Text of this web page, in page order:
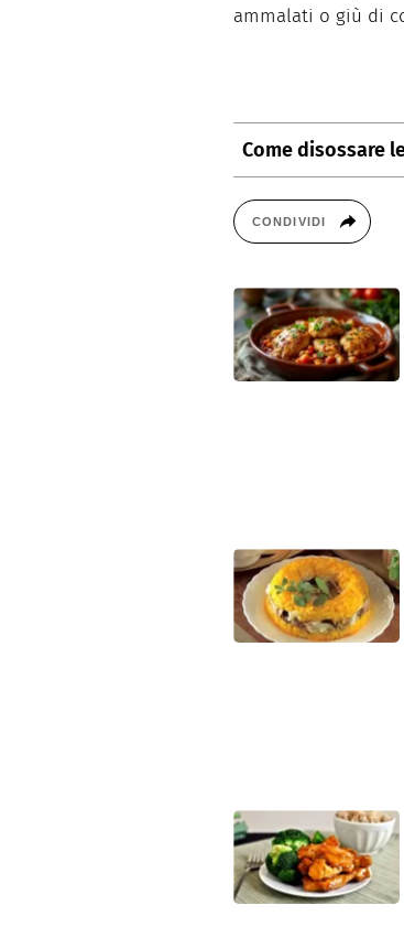
ammalati o giù di
Come disossare
secondo la
cartilagine
CONDIVIDI